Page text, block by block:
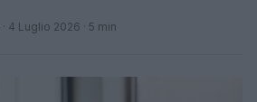
· 4 Luglio 2026 · 5 min